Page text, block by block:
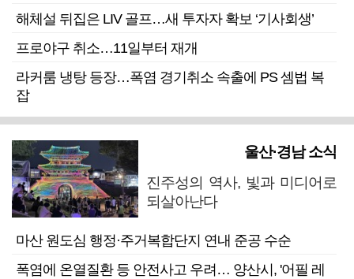
해체설 뒤집은 LIV 골프…새 투자자 확보 ‘기사회생’
프로야구 취소…11일부터 재개
라커룸 냉탕 등장…폭염 경기취소 속출에 PS 셈법 복
잡
울산·경남 소식
진주성의 역사, 빛과 미디어로
되살아난다
마산 원도심 행정·주거복합단지 연내 준공 수순
폭염에 온열질환 등 안전사고 우려… 양산시, '어필 레